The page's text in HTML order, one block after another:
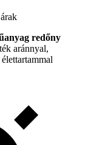
redőny
aránnyal,